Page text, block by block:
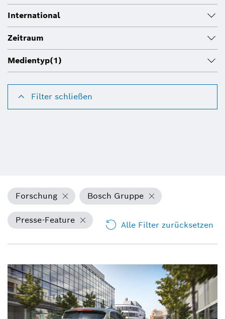
International
Zeitraum
Medientyp(1)
Filter schließen
Forschung Bosch Gruppe
Presse-Feature Alle Filter zurücksetzen